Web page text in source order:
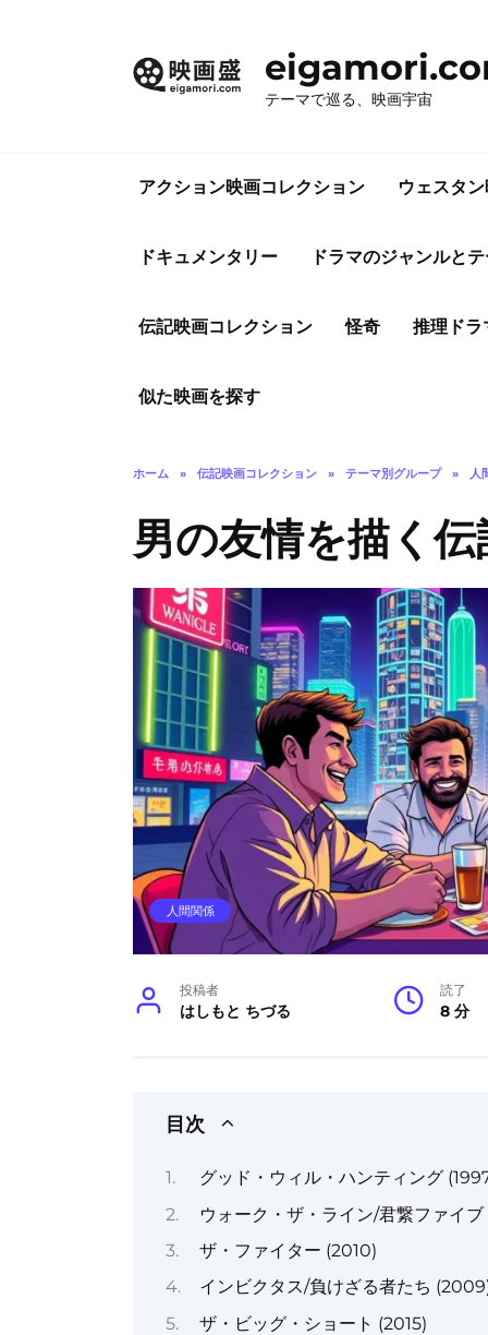
テーマで巡る、映画宇宙
アクション映画コレクション ウェスタ
ドキュメンタリー ドラマのジャンルと
伝記映画コレクション 怪奇 推理ドラ
似た映画を探す
ホーム » 伝記映画コレクション » テーマ別グループ » 人
男の友情を描く
人間関係
投稿者
はしもと ちづる
読了
8 分
目次
グッド・ウィル・ハンティング
ウォーク・ザ・ライン/君繋ファイ
ザ・ファイター (2010)
インビクタス/負けざる者たち
ザ・ビッグ・ショート (2015)